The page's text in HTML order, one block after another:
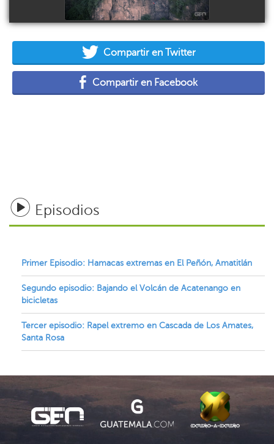
Compartir en Twitter
Compartir en Facebook
Episodios
Primer Episodio: Hamacas extremas en El Peñón, Amatitlán
Segundo episodio: Bajando el Volcán de Acatenango en
bicicletas
Tercer episodio: Rapel extremo en Cascada de Los Amates,
Santa Rosa